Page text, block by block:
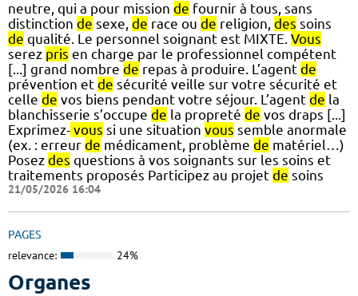
neutre, qui a pour mission de fournir à tous, sans
distinction de sexe, de race ou de religion, des soins
de qualité. Le personnel soignant est MIXTE. Vous
serez pris en charge par le professionnel compétent
[...] grand nombre de repas à produire. L’agent de
prévention et de sécurité veille sur votre sécurité et
celle de vos biens pendant votre séjour. L’agent de la
blanchisserie s’occupe de la propreté de vos draps [...]
Exprimez- vous si une situation vous semble anormale
(ex. : erreur de médicament, problème de matériel…)
Posez des questions à vos soignants sur les soins et
traitements proposés Participez au projet de soins
21/05/2026 16:04
PAGES
relevance: 24%
Organes